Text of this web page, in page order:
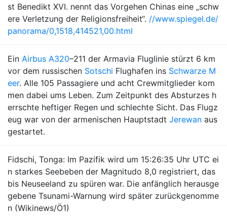
st Benedikt XVI. nennt das Vorgehen Chinas eine „schw
ere Verletzung der Religionsfreiheit“. //www.spiegel.de/
panorama/0,1518,414521,00.html
Ein Airbus A320–211 der Armavia Fluglinie stürzt 6 km
vor dem russischen Sotschi Flughafen ins Schwarze M
eer. Alle 105 Passagiere und acht Crewmitglieder kom
men dabei ums Leben. Zum Zeitpunkt des Absturzes h
errschte heftiger Regen und schlechte Sicht. Das Flugz
eug war von der armenischen Hauptstadt Jerewan aus
gestartet.
Fidschi, Tonga: Im Pazifik wird um 15:26:35 Uhr UTC ei
n starkes Seebeben der Magnitudo 8,0 registriert, das
bis Neuseeland zu spüren war. Die anfänglich herausge
gebene Tsunami-Warnung wird später zurückgenomme
n (Wikinews/Ö1)